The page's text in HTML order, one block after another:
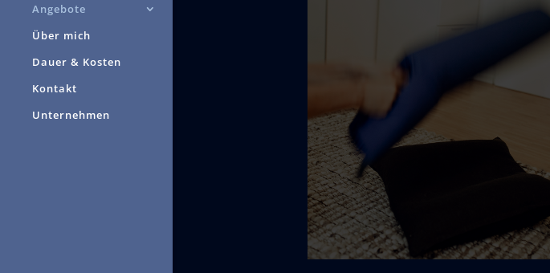
Angebote
Über mich
Dauer & Kosten
Kontakt
Unternehmen